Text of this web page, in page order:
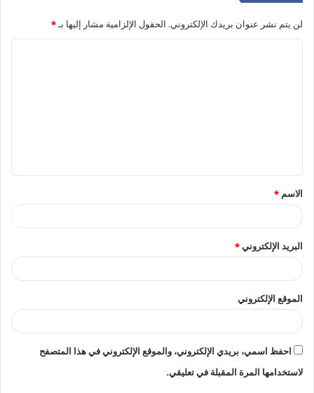
لن يتم نشر عنوان بريدك الإلكتروني. الحقول الإلزامية مشار إليها بـ*
ق
*
الاسم *
البريد الإلكتروني*
الموقع الإلكتروني
احفظ اسمي، بريدي الإلكتروني، والموقع الإلكتروني في هذا المتصفح
لاستخدامها المرة المقبلة في تعليقي.